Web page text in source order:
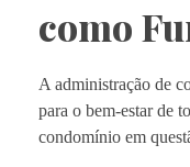
como
A administração de
para o bem-estar de
condomínio em